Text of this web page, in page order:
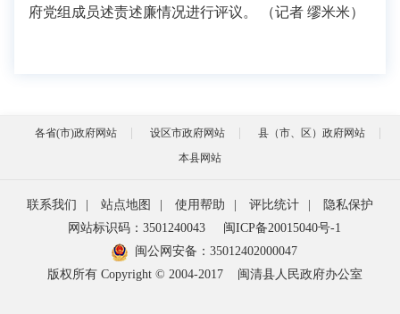
府党组成员述责述廉情况进行评议。 （记者 缪米米）
各省(市)政府网站 设区市政府网站
县（市、区）政府网站
本县网站
联系我们 站点地图 使用帮助 评比统计
隐私保护
网站标识码：3501240043
闽ICP备20015040号-1
闽公网安备： 35012402000047
版权所有 Copyright © 2004-2017
闽清县人民政府办公室